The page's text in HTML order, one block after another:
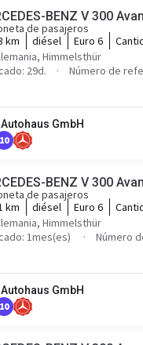
BENZ V 300
de pasajeros
km
diésel Euro 6
Himmelsthür
29d.
Número de
Autohaus GmbH
10
BENZ V 300
de pasajeros
km
diésel Euro 6
Himmelsthür
1mes(es)
Número
Autohaus GmbH
10